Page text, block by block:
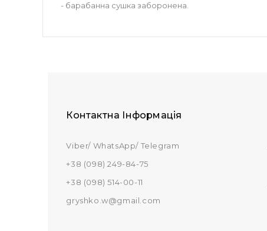
- барабанна сушка заборонена.
Контактна Інформація
Viber/ WhatsApp/ Telegram
+38 (098) 249-84-75
+38 (098) 514-00-11
gryshko.w@gmail.com